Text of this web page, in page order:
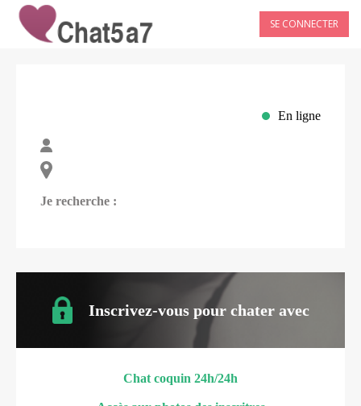
SE CONNECTER
En ligne
Je recherche :
Inscrivez-vous pour chater avec
Chat coquin 24h/24h